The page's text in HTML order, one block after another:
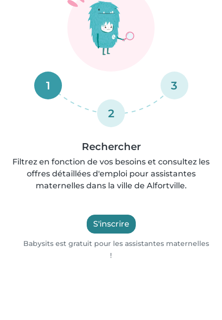
1
2
3
Rechercher
Filtrez en fonction de vos besoins et consultez les
offres détaillées d'emploi pour assistantes
maternelles dans la ville de Alfortville.
S'inscrire
Babysits est gratuit pour les assistantes maternelles
!